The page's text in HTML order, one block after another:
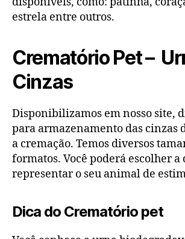
estrela entre outros.
Crematório Pet –
Cinzas
Disponibilizamos em nosso site,
para armazenamento das cinzas
a cremação. Temos diversos
formatos. Você poderá escolher a
representar o seu animal de
Dica do Crematório pet